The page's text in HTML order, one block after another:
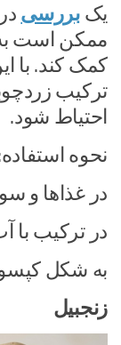
یکبررسی
ممکن است
کمک کند. با
ترکیب
احتیاط شود.
نحوه
در غذاها و
در ترکیب با
به شکل
زنجبیل